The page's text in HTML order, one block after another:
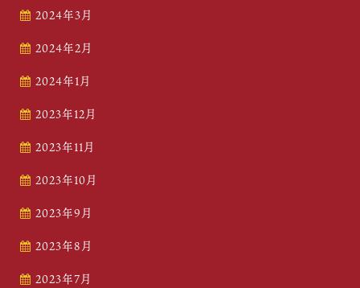
2024年3月
2024年2月
2024年1月
2023年12月
2023年11月
2023年10月
2023年9月
2023年8月
2023年7月